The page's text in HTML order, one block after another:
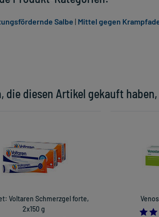
die diesen Artikel gekauft
Voltaren Schmerzgel forte,
2x150 g
Salbe | Mittel gegen